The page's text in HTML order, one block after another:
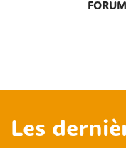
Les